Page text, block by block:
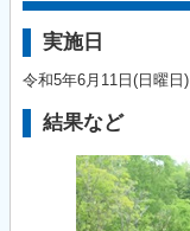
実施日
令和5年6月11日(日曜日)
結果など